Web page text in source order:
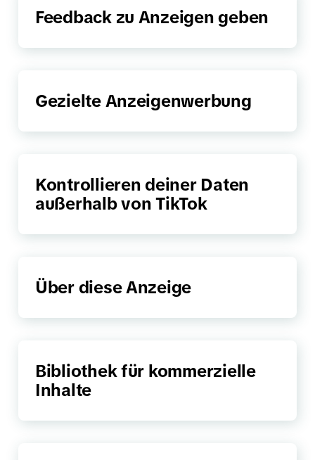
Feedback zu Anzeigen geben
Gezielte Anzeigenwerbung
Kontrollieren deiner Daten
außerhalb von TikTok
Über diese Anzeige
Bibliothek für kommerzielle
Inhalte